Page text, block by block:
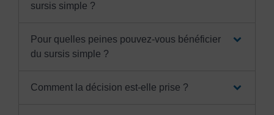
sursis simple ?
Pour quelles peines pouvez-vous bénéficier
du sursis simple ?
Comment la décision est-elle prise ?